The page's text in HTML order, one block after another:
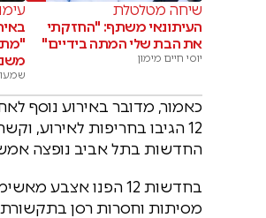
שיחה מטלטלת
העיתונאי משתף: "החזקתי
את הבת שלי המתה בידיים"
יוסי חיים מימון
כאמור, מדובר באירוע נוסף
12 הגיבו בחריפות לאירוע,
החדשות בתל אביב נופצה אמש
בחדשות 12 הפנו
מסיתות וחסרות רסן